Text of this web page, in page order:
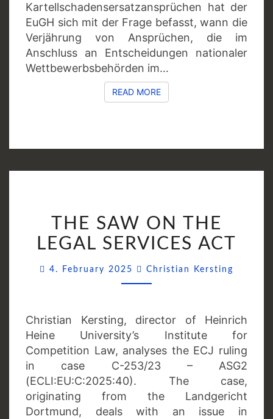
Kartellschadensersatzansprüchen hat der
EuGH sich mit der Frage befasst, wann die
Verjährung von Ansprüchen, die im
Anschluss an Entscheidungen nationaler
Wettbewerbsbehörden im…
READ MOREREAD MORE
SAW
ON
LEGAL
SERVICES
THE SAW ON THE
LEGAL SERVICES ACT
4. February 2025 Christian Kersting
Christian Kersting, director of Heinrich
Heine University’s Institute for
Competition Law, analyses the ECJ ruling
in case C-253/23 – ASG2
(ECLI:EU:C:2025:40). The case,
originating from the Landgericht
Dortmund, deals with an issue in